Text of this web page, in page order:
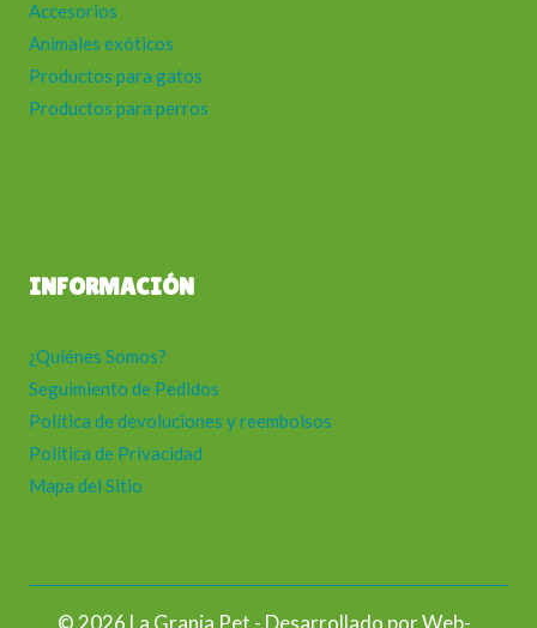
Accesorios
Animales exóticos
Productos para gatos
Productos para perros
INFORMACIÓN
¿Quiénes Somos?
Seguimiento de Pedidos
Política de devoluciones y reembolsos
Política de Privacidad
Mapa del Sitio
© 2026 La Granja Pet - Desarrollado porWeb-